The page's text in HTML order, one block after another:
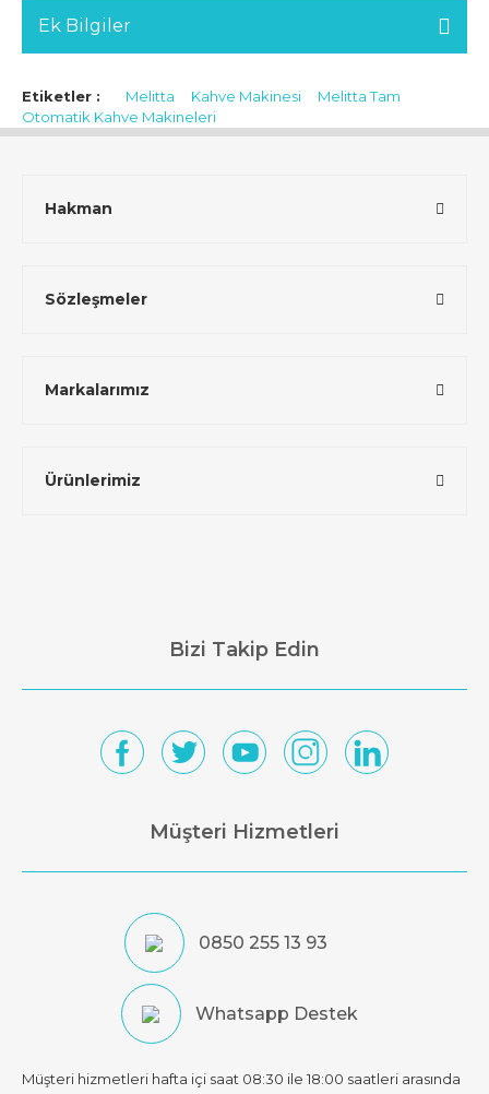
Ek Bilgiler
Etiketler : Melitta Kahve Makinesi
Melitta Tam
Otomatik Kahve Makineleri
Hakman
Sözleşmeler
Markalarımız
Ürünlerimiz
Bizi Takip Edin
Müşteri Hizmetleri
0850 255 13 93
Whatsapp Destek
Müşteri hizmetleri hafta içi saat 08:30 ile 18:00 saatleri arasında